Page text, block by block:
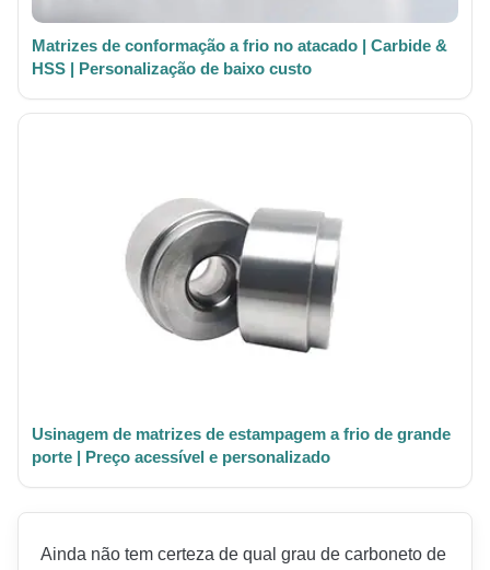
Matrizes de conformação a frio no atacado | Carbide &
HSS | Personalização de baixo custo
Usinagem de matrizes de estampagem a frio de grande
porte | Preço acessível e personalizado
Ainda não tem certeza de qual grau de carboneto de